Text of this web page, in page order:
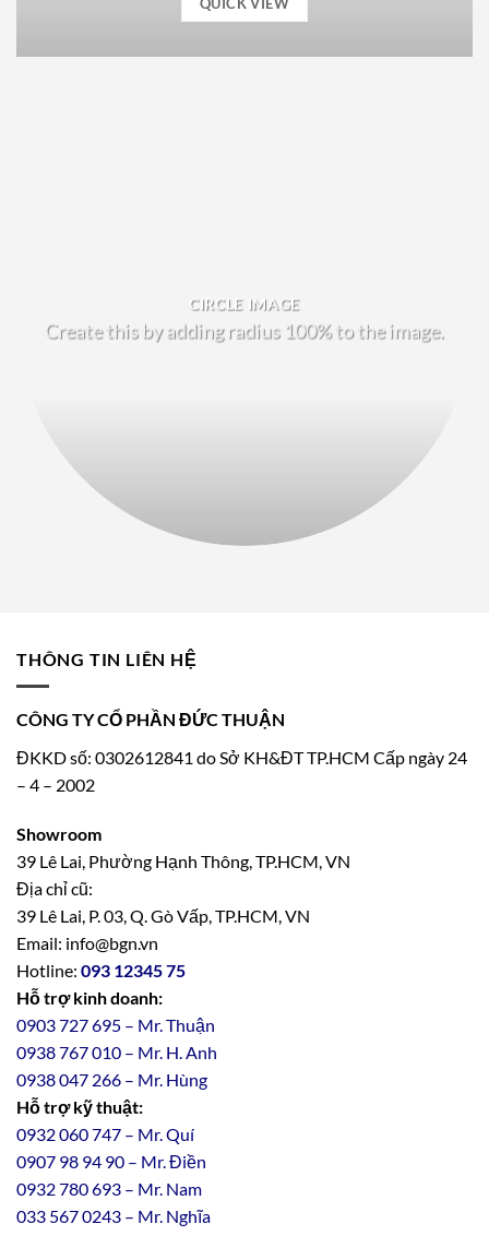
CIRCLE IMAGE
Create this by adding radius 100% to the image.
THÔNG TIN LIÊN HỆ
CÔNG TY CỔ PHẦN ĐỨC THUẬN
ĐKKD số: 0302612841 do Sở KH&ĐT TP.HCM Cấp ngày 24
– 4 – 2002
Showroom
39 Lê Lai, Phường Hạnh Thông, TP.HCM, VN
Địa chỉ cũ:
39 Lê Lai, P. 03, Q. Gò Vấp, TP.HCM, VN
Email: info@bgn.vn
Hotline: 093 12345 75
Hỗ trợ kinh doanh:
0903 727 695 – Mr. Thuận
0938 767 010 – Mr. H. Anh
0938 047 266 – Mr. Hùng
Hỗ trợ kỹ thuật:
0932 060 747 – Mr. Quí
0907 98 94 90 – Mr. Điền
0932780693 – Mr. Nam
033 567 0243 – Mr. Nghĩa